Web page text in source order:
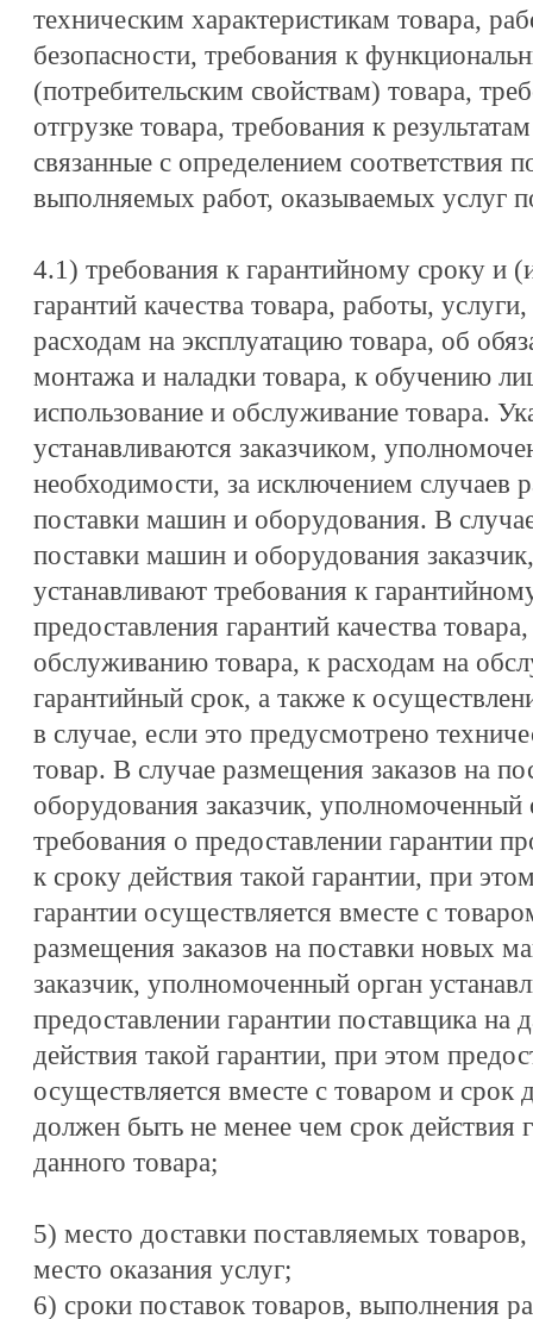
техническим характеристикам товара,
безопасности, требования к
(потребительским свойствам) товара,
отгрузке товара, требования к
связанные с определением соответствия
выполняемых работ, оказываемых услуг
4.1) требования к гарантийному сроку и
гарантий качества товара, работы,
расходам на эксплуатацию товара, об
монтажа и наладки товара, к обучению
использование и обслуживание товара.
устанавливаются заказчиком,
необходимости, за исключением случаев
поставки машин и оборудования. В
поставки машин и оборудования
устанавливают требования к
предоставления гарантий качества
обслуживанию товара, к расходам на
гарантийный срок, а также к
в случае, если это предусмотрено
товар. В случае размещения заказов на
оборудования заказчик, уполномоченный
требования о предоставлении гарантии
к сроку действия такой гарантии, при
гарантии осуществляется вместе с
размещения заказов на поставки новых
заказчик, уполномоченный орган
предоставлении гарантии поставщика на
действия такой гарантии, при этом
осуществляется вместе с товаром и срок
должен быть не менее чем срок действия
данного товара;
5) место доставки поставляемых
место оказания услуг;
6) сроки поставок товаров, выполнения